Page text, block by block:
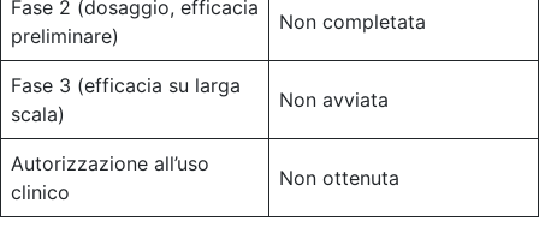
Fase 2 (dosaggio, efficacia
preliminare)
Non completata
Fase 3 (efficacia su larga
scala)
Non avviata
Autorizzazione all’uso
clinico
Non ottenuta